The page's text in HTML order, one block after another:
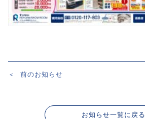
投
＜ 前のお知らせ
お知らせ一覧に戻る